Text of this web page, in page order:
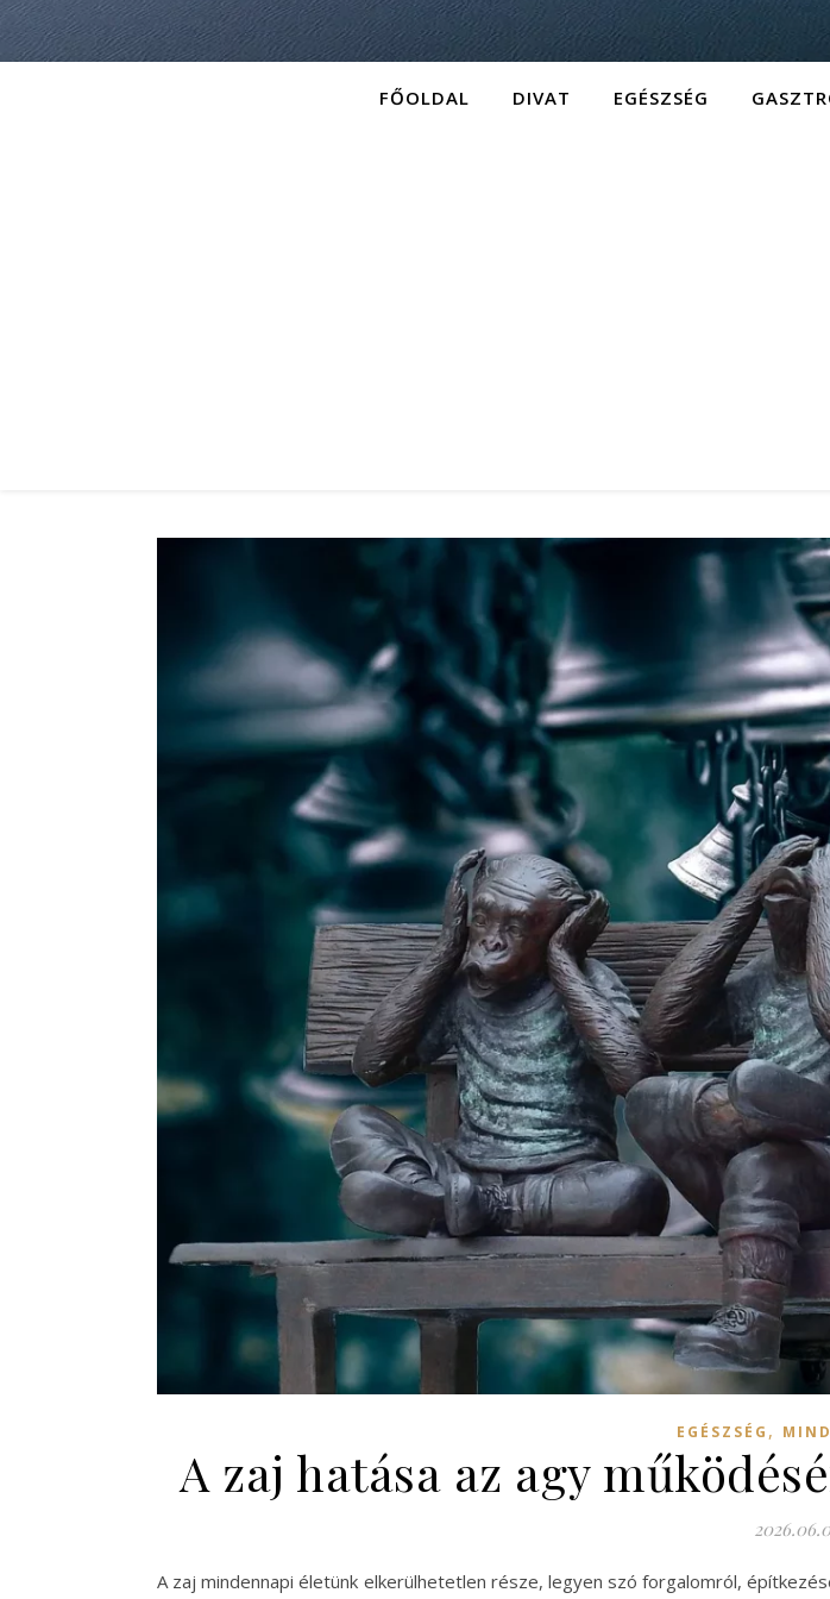
FŐOLDAL DIVAT EGÉSZSÉG
EGÉSZSÉG ,
A zaj hatása az agy
A zaj mindennapi életünk elkerülhetetlen része, legyen szó forgalomról,